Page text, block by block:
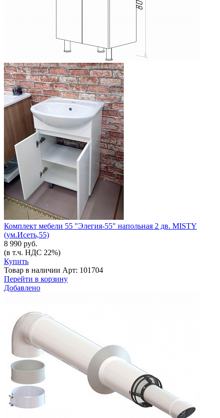
Комплект мебели 55 "Элегия-55" напольная 2 дв. MISTY
(ум.Исеть,55)
8 990 руб.
(в т.ч. НДС 22%)
Купить
Товар в наличии Арт: 101704
Перейти в корзину
Добавлено